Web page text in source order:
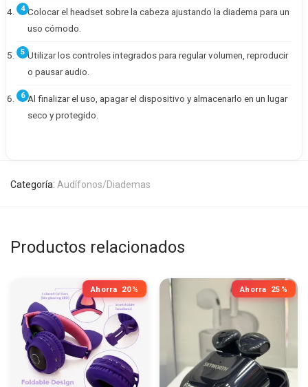
Colocar el headset sobre la cabeza ajustando la diadema para un
uso cómodo.
Utilizar los controles integrados para regular volumen, reproducir
o pausar audio.
Al finalizar el uso, apagar el dispositivo y almacenarlo en un lugar
seco y protegido.
Categoría: Audífonos/Diademas
Productos relacionados
Ahorra 20% Ahorra 25%